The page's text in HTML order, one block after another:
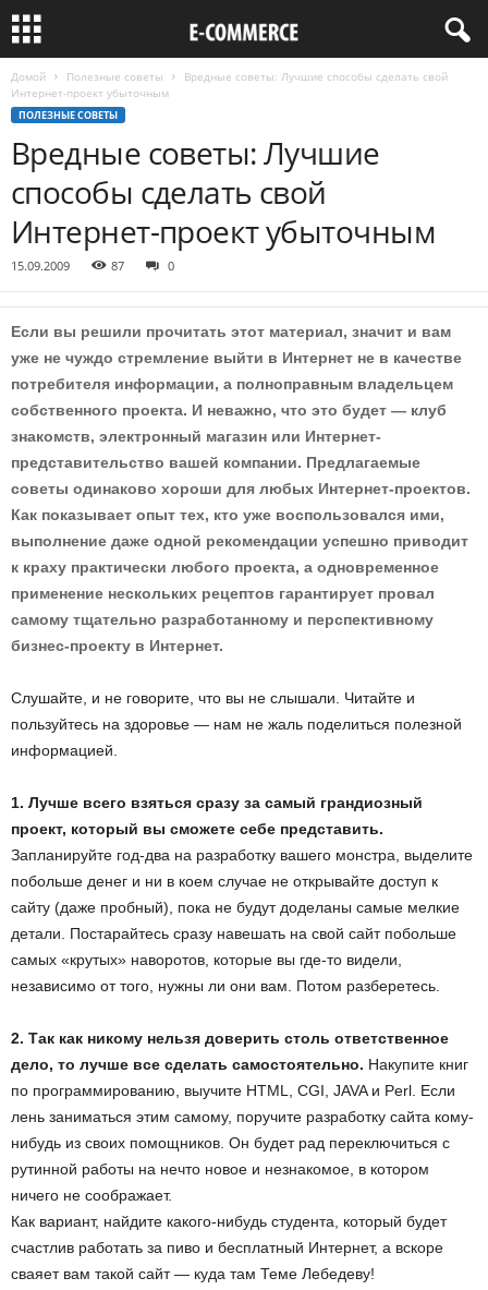
Домой Полезные советы
Вредные советы: Лучшие способы сделать свой
Интернет-проект убыточным
ПОЛЕЗНЫЕ СОВЕТЫ
Вредные советы: Лучшие
способы сделать свой
Интернет-проект убыточным
15.09.2009 87 0
Если вы решили прочитать этот материал, значит и вам
уже не чуждо стремление выйти в Интернет не в качестве
потребителя информации, а полноправным владельцем
собственного проекта. И неважно, что это будет — клуб
знакомств, электронный магазин или Интернет-
представительство вашей компании. Предлагаемые
советы одинаково хороши для любых Интернет-проектов.
Как показывает опыт тех, кто уже воспользовался ими,
выполнение даже одной рекомендации успешно приводит
к краху практически любого проекта, а одновременное
применение нескольких рецептов гарантирует провал
самому тщательно разработанному и перспективному
бизнес-проекту в Интернет.
Слушайте, и не говорите, что вы не слышали. Читайте и
пользуйтесь на здоровье — нам не жаль поделиться полезной
информацией.
1. Лучше всего взяться сразу за самый грандиозный
проект, который вы сможете себе представить.
Запланируйте год-два на разработку вашего монстра, выделите
побольше денег и ни в коем случае не открывайте доступ к
сайту (даже пробный), пока не будут доделаны самые мелкие
детали. Постарайтесь сразу навешать на свой сайт побольше
самых «крутых» наворотов, которые вы где-то видели,
независимо от того, нужны ли они вам. Потом разберетесь.
2. Так как никому нельзя доверить столь ответственное
дело, то лучше все сделать самостоятельно. Накупите книг
по программированию, выучите HTML, CGI, JAVA и Perl. Если
лень заниматься этим самому, поручите разработку сайта кому-
нибудь из своих помощников. Он будет рад переключиться с
рутинной работы на нечто новое и незнакомое, в котором
ничего не соображает.
Как вариант, найдите какого-нибудь студента, который будет
счастлив работать за пиво и бесплатный Интернет, а вскоре
сваяет вам такой сайт — куда там Теме Лебедеву!